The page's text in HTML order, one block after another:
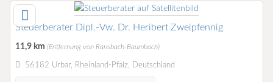
Steuerberater Dipl.-Vw. Dr. Heribert Zweipfennig
11,9 km (Entfernung von Ransbach-Baumbach)
56182 Urbar, Rheinland-Pfalz, Deutschland